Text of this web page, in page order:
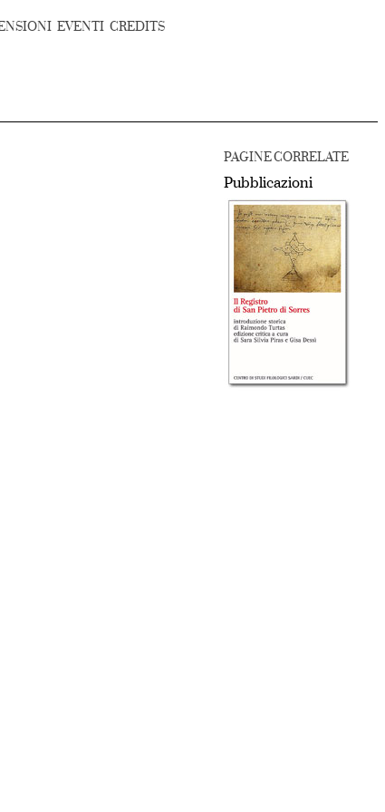
EVENTI CREDITS
PAGINE CORRELATE
Pubblicazioni